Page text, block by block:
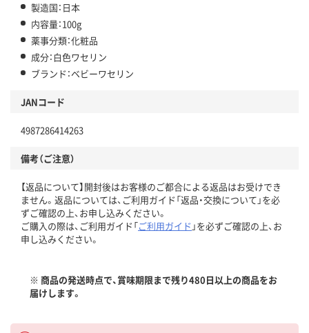
製造国：日本
内容量：100g
薬事分類：化粧品
成分：白色ワセリン
ブランド：ベビーワセリン
JANコード
4987286414263
備考（ご注意）
【返品について】開封後はお客様のご都合による返品はお受けでき
ません。返品については、ご利用ガイド「返品・交換について」を必
ずご確認の上、お申し込みください。
ご購入の際は、ご利用ガイド「ご利用ガイド 」を必ずご確認の上、お
申し込みください。
※ 商品の発送時点で、賞味期限まで残り480日以上の商品をお
届けします。